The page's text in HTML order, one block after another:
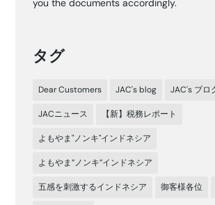
you the documents accordingly.
タグ
Dear Customers JAC's blog JAC's ブロ
JACニュース 【新】税務レポート
よもやま"ノンキ"インドネシア
よもやま”ノンキ”インドネシア
五感を刺激するインドネシア 御客様各位